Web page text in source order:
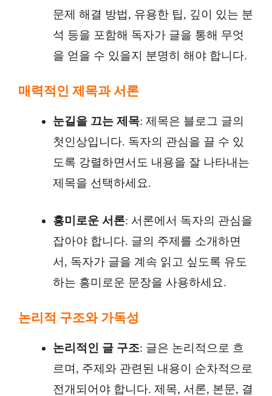
문제 해결 방법, 유용한 팁, 깊이 있는 분
석 등을 포함해 독자가 글을 통해 무엇
을 얻을 수 있을지 분명히 해야 합니다.
매력적인 제목과 서론
눈길을 끄는 제목: 제목은 블로그 글의
첫인상입니다. 독자의 관심을 끌 수 있
도록 강렬하면서도 내용을 잘 나타내는
제목을 선택하세요.
흥미로운 서론: 서론에서 독자의 관심을
잡아야 합니다. 글의 주제를 소개하면
서, 독자가 글을 계속 읽고 싶도록 유도
하는 흥미로운 문장을 사용하세요.
논리적 구조와 가독성
논리적인 글 구조: 글은 논리적으로 흐
르며, 주제와 관련된 내용이 순차적으로
전개되어야 합니다. 제목, 서론, 본문, 결